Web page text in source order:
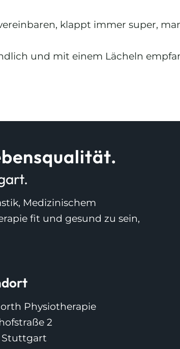
klappt immer super,
und mit einem Lächeln
Medizinischem
fit und gesund zu sein,
Physiotherapie
2
Stuttgart